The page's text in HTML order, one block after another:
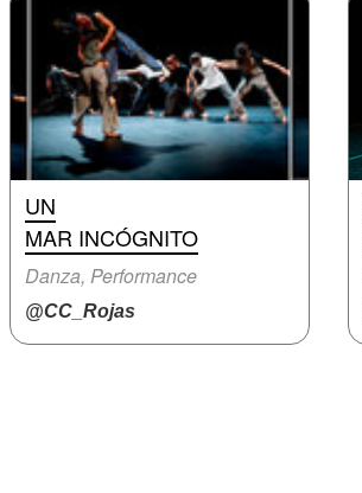
UN
MAR INCÓGNITO
Danza, Performance
@CC_Rojas